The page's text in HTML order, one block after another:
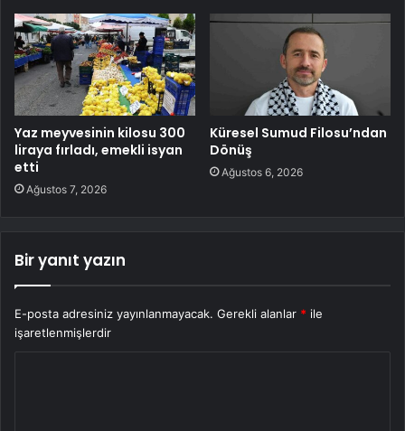
Yaz meyvesinin kilosu 300
liraya fırladı, emekli isyan
etti
Ağustos 7, 2026
Küresel Sumud Filosu’ndan
Dönüş
Ağustos 6, 2026
Bir yanıt yazın
E-posta adresiniz yayınlanmayacak. Gerekli alanlar * ile
işaretlenmişlerdir